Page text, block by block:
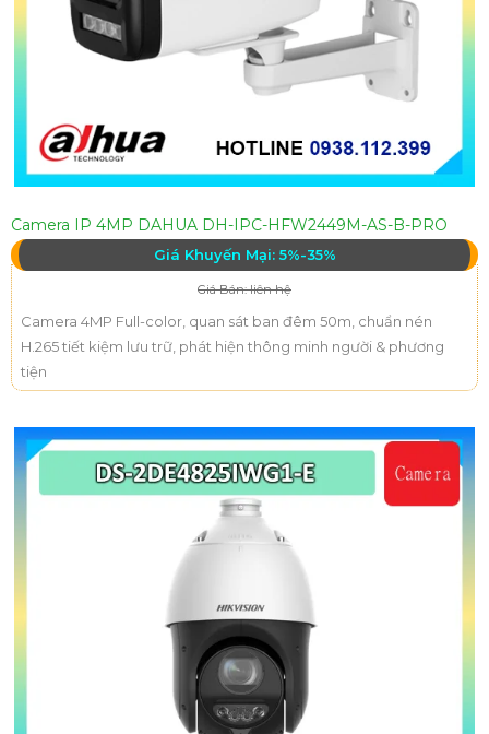
Camera IP 4MP DAHUA DH-IPC-HFW2449M-AS-B-PRO
Giá Khuyến Mại: 5%-35%
Giá Bán: liên hệ
Camera 4MP Full-color, quan sát ban đêm 50m, chuẩn nén
H.265 tiết kiệm lưu trữ, phát hiện thông minh người & phương
tiện